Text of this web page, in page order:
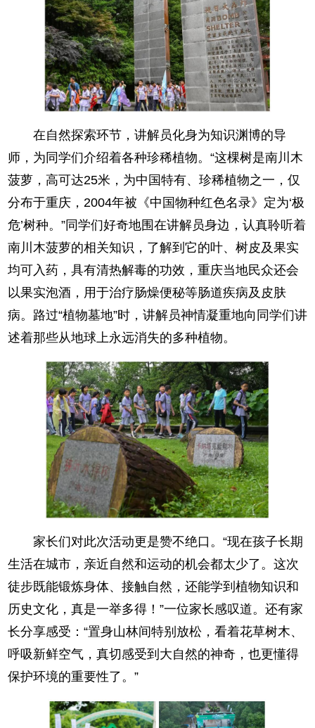
在自然探索环节，讲解员化身为知识渊博的导
师，为同学们介绍着各种珍稀植物。“这棵树是南川木
菠萝，高可达25米，为中国特有、珍稀植物之一，仅
分布于重庆，2004年被《中国物种红色名录》定为‘极
危’树种。”同学们好奇地围在讲解员身边，认真聆听着
南川木菠萝的相关知识，了解到它的叶、树皮及果实
均可入药，具有清热解毒的功效，重庆当地民众还会
以果实泡酒，用于治疗肠燥便秘等肠道疾病及皮肤
病。路过“植物墓地”时，讲解员神情凝重地向同学们讲
述着那些从地球上永远消失的多种植物。
家长们对此次活动更是赞不绝口。“现在孩子长期
生活在城市，亲近自然和运动的机会都太少了。这次
徒步既能锻炼身体、接触自然，还能学到植物知识和
历史文化，真是一举多得！”一位家长感叹道。还有家
长分享感受：“置身山林间特别放松，看着花草树木、
呼吸新鲜空气，真切感受到大自然的神奇，也更懂得
保护环境的重要性了。”